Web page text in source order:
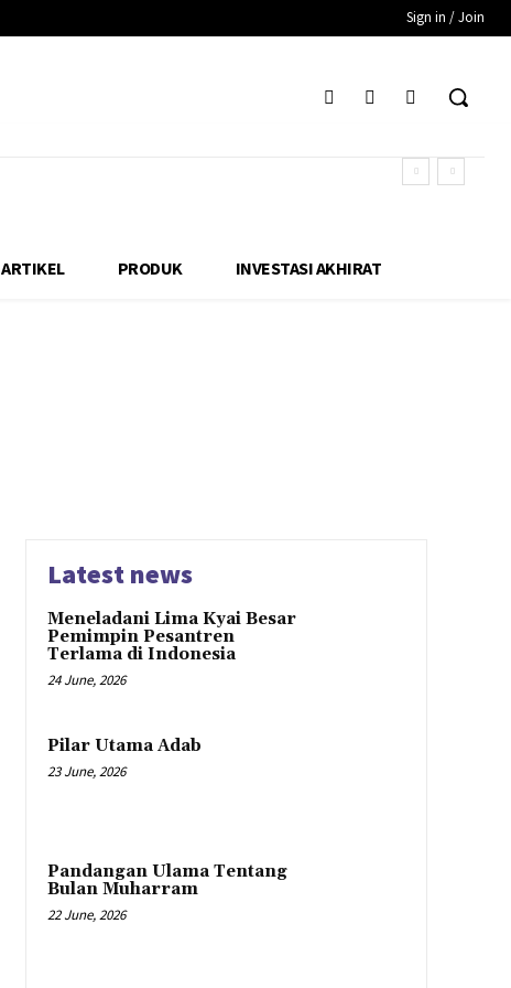
Sign in / Join
ARTIKEL PRODUK INVESTASI AKHIRAT
Latest news
Meneladani Lima Kyai Besar
Pemimpin Pesantren
Terlama di Indonesia
24 June, 2026
Pilar Utama Adab
23 June, 2026
Pandangan Ulama Tentang
Bulan Muharram
22 June, 2026